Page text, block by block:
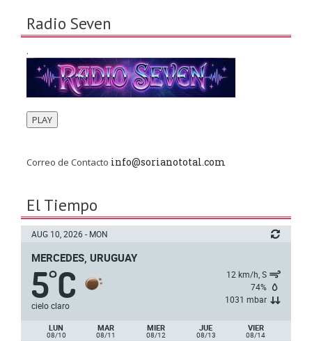
Radio Seven
.
PLAY
Correo de Contacto info@sorianototal.com
El Tiempo
AUG 10, 2026 - MON
MERCEDES, URUGUAY
5°C
cielo claro
12 km/h, S
74%
1031 mbar
LUN
08/10
MAR
08/11
MIER
08/12
JUE
08/13
VIER
08/14